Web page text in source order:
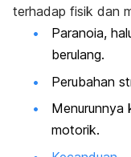
terhadap fisik dan
Paranoia,
berulang.
Perubahan
Menurunnya
motorik.